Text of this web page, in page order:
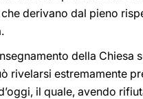
derivano dal pieno
della Chiesa
rivelarsi estremamente
il quale, avendo